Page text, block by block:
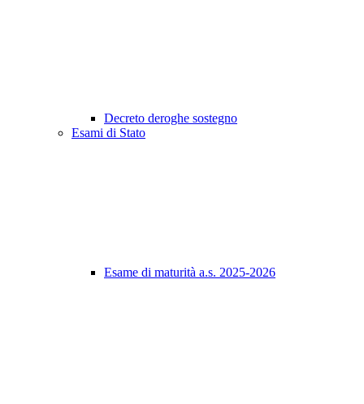
Decreto deroghe sostegno
Esami di Stato
Esame di maturità a.s. 2025-2026